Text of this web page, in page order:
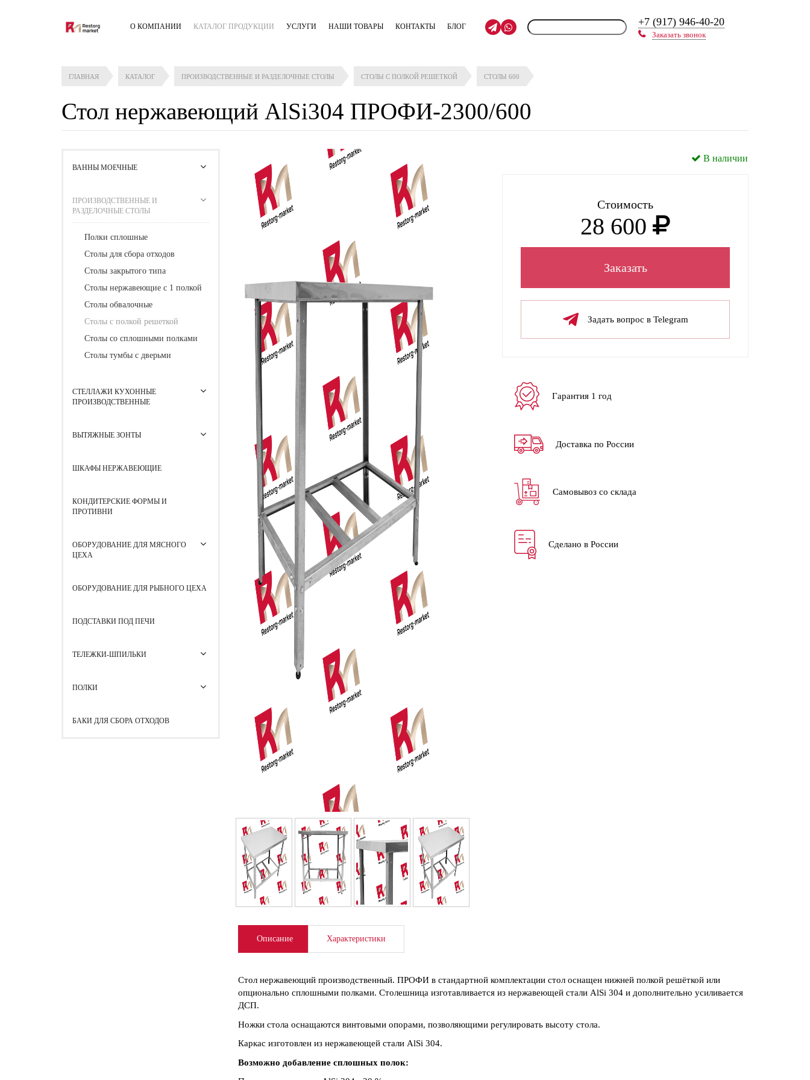
О КОМПАНИИ КАТАЛОГ ПРОДУКЦИИ УСЛУГИ НАШИ ТОВАРЫ КОНТАКТЫ БЛОГ +7 (917) 946-40-20
Заказать звонок
ГЛАВНАЯ КАТАЛОГ ПРОИЗВОДСТВЕННЫЕ И РАЗДЕЛОЧНЫЕ СТОЛЫ СТОЛЫ С ПОЛКОЙ РЕШЕТКОЙ СТОЛЫ 600
Стол нержавеющий AlSi304 ПРОФИ-2300/600
ВАННЫ МОЕЧНЫЕ
ПРОИЗВОДСТВЕННЫЕ И
РАЗДЕЛОЧНЫЕ СТОЛЫ
Полки сплошные
Столы для сбора отходов
Столы закрытого типа
Столы нержавеющие с 1 полкой
Столы обвалочные
Столы с полкой решеткой
Столы со сплошными полками
Столы тумбы с дверьми
СТЕЛЛАЖИ КУХОННЫЕ
ПРОИЗВОДСТВЕННЫЕ
ВЫТЯЖНЫЕ ЗОНТЫ
ШКАФЫ НЕРЖАВЕЮЩИЕ
КОНДИТЕРСКИЕ ФОРМЫ И
ПРОТИВНИ
ОБОРУДОВАНИЕ ДЛЯ МЯСНОГО
ЦЕХА
ОБОРУДОВАНИЕ ДЛЯ РЫБНОГО ЦЕХА
ПОДСТАВКИ ПОД ПЕЧИ
ТЕЛЕЖКИ-ШПИЛЬКИ
ПОЛКИ
БАКИ ДЛЯ СБОРА ОТХОДОВ
В наличии
Стоимость
28 600
Заказать
Задать вопрос в Telegram
Гарантия 1 год
Доставка по России
Самовывоз со склада
Сделано в России
Описание Характеристики
Стол нержавеющий производственный. ПРОФИ в стандартной комплектации стол оснащен нижней полкой решёткой или
опционально сплошными полками. Столешница изготавливается из нержавеющей стали AlSi 304 и дополнительно усиливается
ДСП.
Ножки стола оснащаются винтовыми опорами, позволяющими регулировать высоту стола.
Каркас изготовлен из нержавеющей стали AlSi 304.
Возможно добавление сплошных полок: